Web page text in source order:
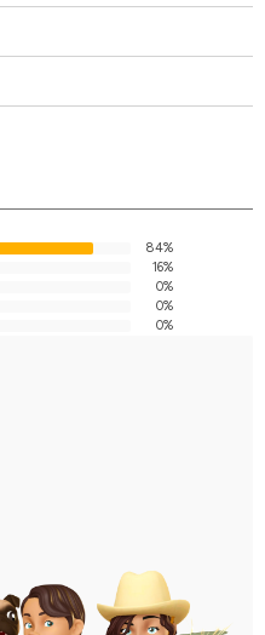
84%
16%
0%
0%
0%